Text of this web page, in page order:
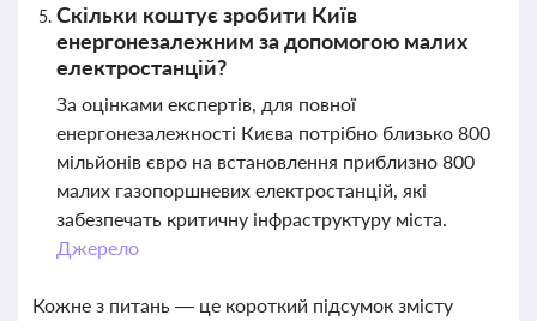
Скільки коштує зробити Київ
енергонезалежним за допомогою малих
електростанцій?
За оцінками експертів, для повної
енергонезалежності Києва потрібно близько 800
мільйонів євро на встановлення приблизно 800
малих газопоршневих електростанцій, які
забезпечать критичну інфраструктуру міста.
Джерело
Кожне з питань — це короткий підсумок змісту